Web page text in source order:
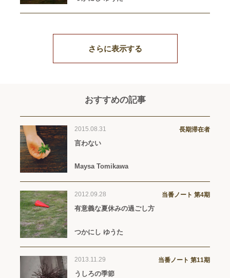
さらに表示する
おすすめの記事
2015.08.31 長期滞在者
言わない
Maysa Tomikawa
2012.09.28 当番ノート 第4期
有意義な夏休みの過ごし方
つかにし ゆうた
2013.11.29 当番ノート 第11期
うしろの季節